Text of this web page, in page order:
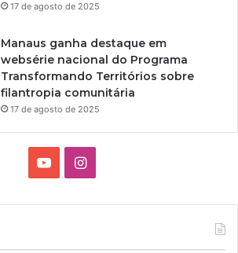
17 de agosto de 2025
Manaus ganha destaque em
websérie nacional do Programa
Transformando Territórios sobre
filantropia comunitária
17 de agosto de 2025
I